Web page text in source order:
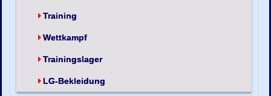
Training
Wettkampf
Trainingslager
LG-Bekleidung